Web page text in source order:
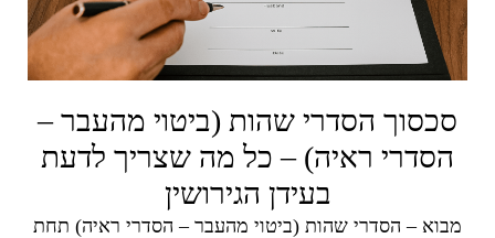
סכסוך הסדרי שהות (ביטוי מהעבר –
הסדרי ראיה) – כל מה שצריך לדעת
בעידן הגירושין
מבוא – הסדרי שהות (ביטוי מהעבר – הסדרי ראיה) תחת